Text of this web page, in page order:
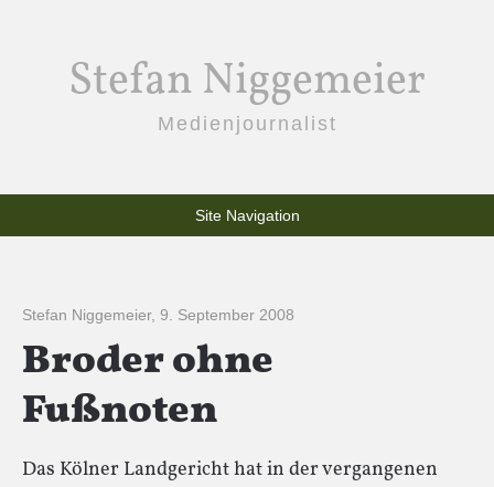
Stefan Niggemeier
Medienjournalist
Site Navigation
Stefan Niggemeier, 9. September 2008
Broder ohne
Fußnoten
Das Kölner Landgericht hat in der vergangenen